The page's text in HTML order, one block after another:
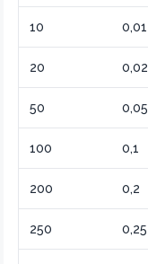
10 0,01
20 0,02
50 0,05
100 0,1
200 0,2
250 0,25